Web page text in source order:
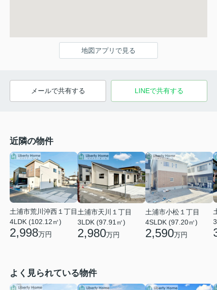
地図アプリで見る
メールで共有する LINEで共有する
近隣の物件
土浦市荒川沖西１丁目
4LDK (102.12㎡)
2,998万円
土浦市天川１丁目
3LDK (97.91㎡)
2,980万円
土浦市小松１丁目
4SLDK (97.20㎡)
2,590万円
よく見られている物件